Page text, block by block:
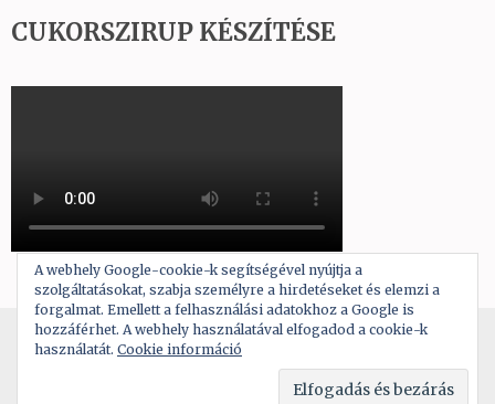
A webhely Google-cookie-k segítségével nyújtja a
szolgáltatásokat, szabja személyre a hirdetéseket és elemzi a
forgalmat. Emellett a felhasználási adatokhoz a Google is
hozzáférhet. A webhely használatával elfogadod a cookie-k
használatát. Cookie információ
CUKORSZIRUP KÉSZÍTÉSE
Copyright © 2026A tortadíszítés alapjai
Rara Theme
WordPress